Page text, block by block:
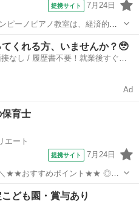
提携サイト 7月24日
ピーノピアノ教室は、経済的な
子どもたちが平等に音楽を学べ
出張レッスンとい
ンストラクター
くれる方、いませんか？🥹
なし / 履歴書不要！就業後すぐに
Ad
育士
エート
提携サイト 7月24日
ベートも充実♪ ◎きれいな園
ども園・賞与あり